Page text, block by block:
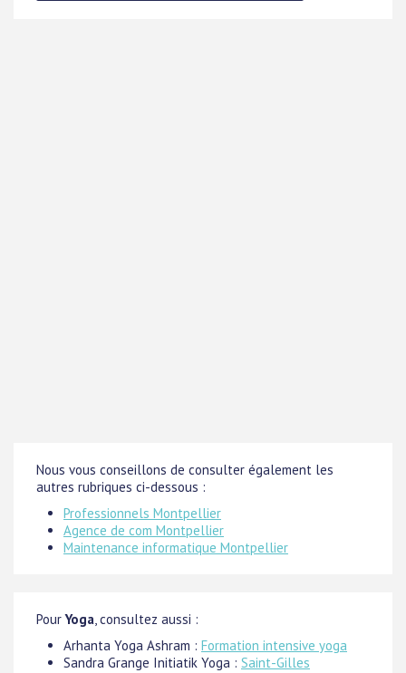
Nous vous conseillons de consulter également les
autres rubriques ci-dessous :
Professionnels Montpellier
Agence de com Montpellier
Maintenance informatique Montpellier
PourYoga, consultez aussi :
Arhanta Yoga Ashram : Formation intensive yoga
Sandra Grange Initiatik Yoga : Saint-Gilles